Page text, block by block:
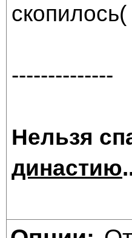
скопилось(
--------------
Нельзя
династию